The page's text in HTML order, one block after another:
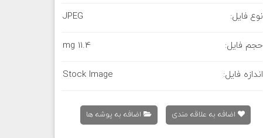
نوع فایل: JPEG
حجم فایل: 11.4 mg
اندازه فایل: Stock Image
اضافه به علاقه مندی اضافه به پوشه ها